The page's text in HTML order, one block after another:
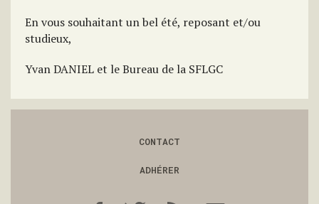
En vous souhaitant un bel été, reposant et/ou
studieux,
Yvan DANIEL et le Bureau de la SFLGC
CONTACT
ADHÉRER